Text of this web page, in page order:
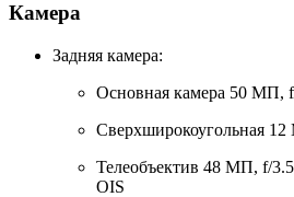
Камера
Задняя камера:
Основная камера 50 МП,
Сверхширокоугольная
Телеобъектив 48 МП, f/
OIS